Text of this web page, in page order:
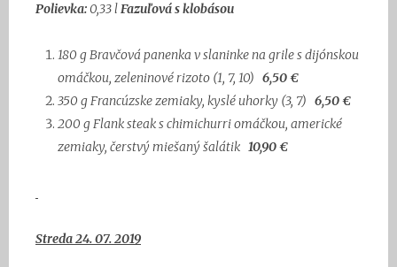
Polievka: 0,33 lFazuľová s klobásou
180 gBravčová panenka v slaninke na grile s dijónskou
omáčkou, zeleninové rizoto (1, 7, 10) 6,50 €
350 gFrancúzske zemiaky, kyslé uhorky (3, 7) 6,50 €
200 gFlank steak s chimichurri omáčkou, americké
zemiaky, čerstvý miešaný šalátik 10,90 €
Streda 24. 07. 2019